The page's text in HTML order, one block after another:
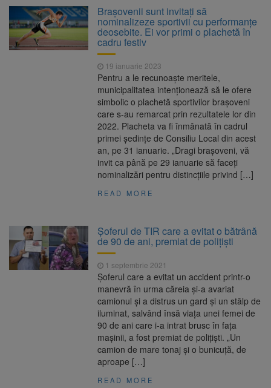
Brașovenii sunt invitați să
nominalizeze sportivii cu performanțe
deosebite. Ei vor primi o plachetă în
cadru festiv
19 ianuarie 2023
Pentru a le recunoaște meritele,
municipalitatea intenționează să le ofere
simbolic o plachetă sportivilor brașoveni
care s-au remarcat prin rezultatele lor din
2022. Placheta va fi înmânată în cadrul
primei ședințe de Consiliu Local din acest
an, pe 31 ianuarie. „Dragi brașoveni, vă
invit ca până pe 29 ianuarie să faceți
nominalizări pentru distincțiile privind […]
READ MORE
Șoferul de TIR care a evitat o bătrână
de 90 de ani, premiat de polițiști
1 septembrie 2021
Şoferul care a evitat un accident printr-o
manevră în urma căreia şi-a avariat
camionul şi a distrus un gard şi un stâlp de
iluminat, salvând însă viaţa unei femei de
90 de ani care i-a intrat brusc în faţa
maşinii, a fost premiat de polițiști. „Un
camion de mare tonaj și o bunicuță, de
aproape […]
READ MORE